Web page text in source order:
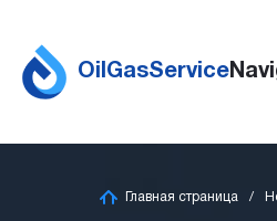
OilGasService
Главная страница